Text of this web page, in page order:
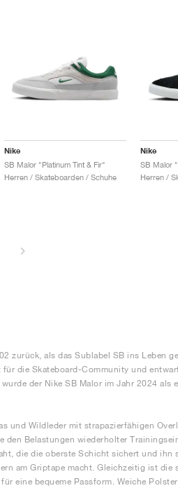
Nike
SB Malor "Platinum Tint & Fir"
Herren / Skateboarden / Schuhe
Nike
SB Malor
Herren /
zurück, als das Sublabel SB ins Leben
die Skateboard-Community und
der Nike SB Malor im Jahr 2024 als
und Wildleder mit strapazierfähigen
Belastungen wiederholter
die die oberste Schicht sichert und ihn
am Griptape macht. Gleichzeitig ist die
eine bequeme Passform. Weiche